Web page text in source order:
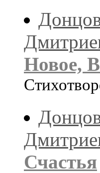
Новое,
Счастья